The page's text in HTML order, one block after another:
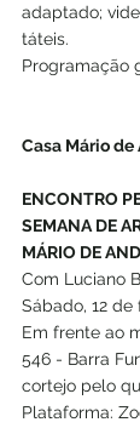
adaptado;
táteis.
Programação
Casa Mário de
ENCONTRO
SEMANA DE
MÁRIO DE
Com Luciano
Sábado, 12 de
Em frente ao
546 - Barra
cortejo pelo
Plataforma: